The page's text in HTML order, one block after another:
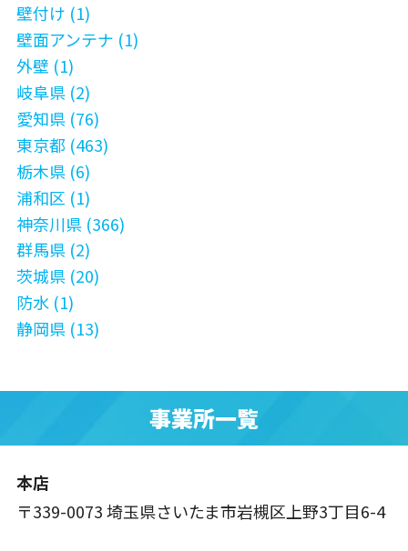
壁付け (1)
壁面アンテナ (1)
外壁 (1)
岐阜県 (2)
愛知県 (76)
東京都 (463)
栃木県 (6)
浦和区 (1)
神奈川県 (366)
群馬県 (2)
茨城県 (20)
防水 (1)
静岡県 (13)
事業所一覧
本店
〒339-0073 埼玉県さいたま市岩槻区上野3丁目6-4